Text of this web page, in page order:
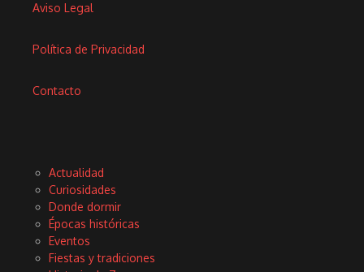
Aviso Legal
Política de Privacidad
Contacto
Actualidad
Curiosidades
Donde dormir
Épocas históricas
Eventos
Fiestas y tradiciones